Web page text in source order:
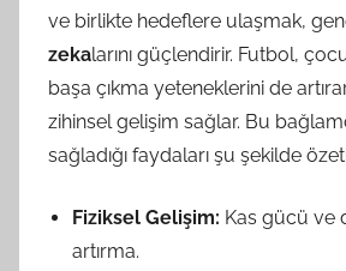
ve birlikte hedeflere ulaşmak,
zekalarını güçlendirir. Futbol,
başa çıkma yeteneklerini de
zihinsel gelişim sağlar. Bu
sağladığı faydaları şu şekilde
Fiziksel Gelişim: Kas gücü ve
artırma.